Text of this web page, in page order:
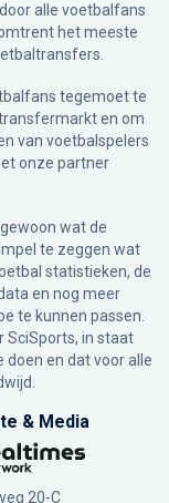
alle voetbalfans
het meeste
tegemoet te
en om
van voetbalspelers
onze partner
wat de
te zeggen wat
statistieken, de
en nog meer
te kunnen passen.
SciSports, in staat
en dat voor alle
& Media
20-C